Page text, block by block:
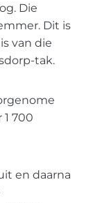
Die
Dit is
van die
tak.
700
en daarna